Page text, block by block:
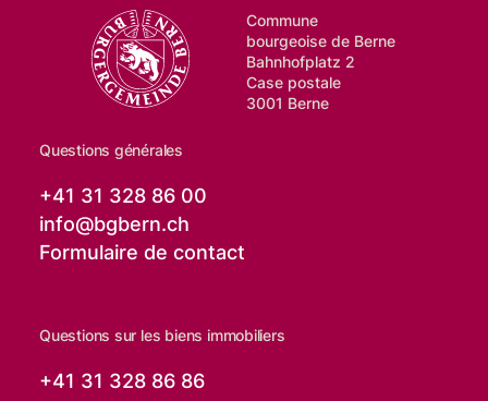
Commune
bourgeoise de Berne
Bahnhofplatz 2
Case postale
3001 Berne
Questions générales
+41 31 328 86 00
info@bgbern.ch
Formulaire de contact
Questions sur les biens immobiliers
+41 31 328 86 86